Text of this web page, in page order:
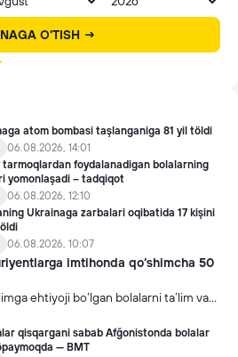
O'TISH →
atom bombasi taşlanganiga 81 yil töldi
06.08.2026, 14:01
tarmoqlardan foydalanadigan bolalarning
yomonlaşadi – tadqiqot
06.08.2026, 12:10
Ukrainaga zarbalari oqibatida 17 kişini
06.08.2026, 10:07
imtihonda qo‘shimcha 50
ehtiyoji bo‘lgan bolalarni ta’lim va
olish tizimini takomillashtirish
tadbirlar to‘g‘risida"gi qarori bilan
yangi mexanizmlar joriy etilmoqda.
qisqargani sabab Afğonistonda bolalar
— BMT